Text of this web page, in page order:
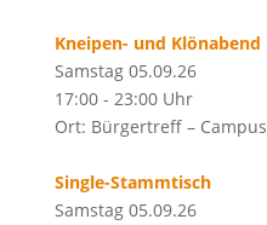
Kneipen- und Klönabend
Samstag 05.09.26
17:00 - 23:00 Uhr
Ort: Bürgertreff – Campus
Single-Stammtisch
Samstag 05.09.26